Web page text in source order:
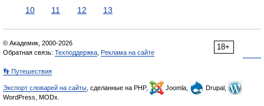
10
11 12 13
18+
© Академик, 2000-2026
Обратная связь: Техподдержка Реклама на сайте
👣 Путешествия
Экспорт словарей на сайты , сделанные на PHP, Joomla,
Drupal,
WordPress, MODx.